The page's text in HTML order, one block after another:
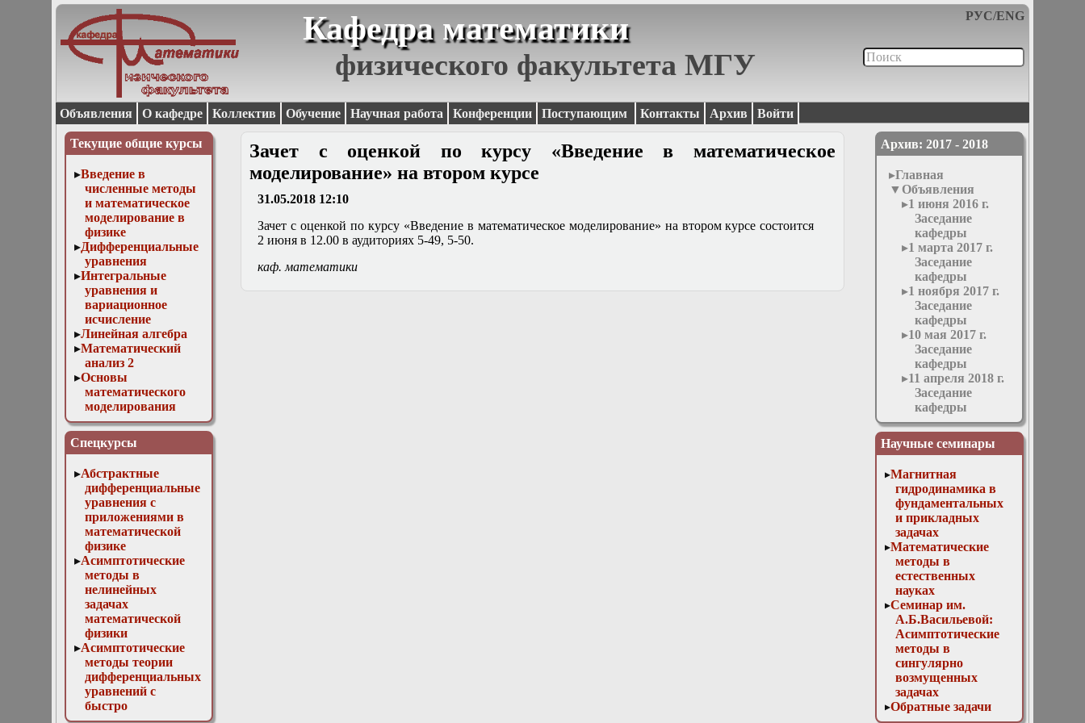
РУС/ENG
Кафедра математики
физического факультета МГУ
Объявления О кафедре Коллектив Обучение Научная работа Конференции Поступающим Контакты Архив Войти
Текущие общие курсы
Введение в
численные методы
и математическое
моделирование в
физике
Дифференциальные
уравнения
Интегральные
уравнения и
вариационное
исчисление
Линейная алгебра
Математический
анализ 2
Основы
математического
моделирования
Численные методы
в физике
Спецкурсы
Абстрактные
дифференциальные
уравнения с
приложениями в
математической
физике
Асимптотические
методы в
нелинейных
задачах
математической
физики
Асимптотические
методы теории
дифференциальных
уравнений с
быстро
осциллирующими
Архив: 2017 - 2018
Главная
Объявления
1 июня 2016 г.
Заседание
кафедры
1 марта 2017 г.
Заседание
кафедры
1 ноября 2017 г.
Заседание
кафедры
10 мая 2017 г.
Заседание
кафедры
11 апреля 2018 г.
Заседание
кафедры
11 мая 2016 г.
Заседание
кафедры
Заседание
кафедры
12 апреля 2017 г.
Заседание
кафедры
13 декабря 2017
г. Отчет
магистров
13 мая 2015 г.
Заседание
кафедры
14 декабря 2016
г. Отчет
аспирантов и
заседание
методической
комиссии
Научные семинары
Магнитная
гидродинамика в
фундаментальных
и прикладных
задачах
Математические
методы в
естественных
науках
Семинар им.
А.Б.Васильевой:
Асимптотические
методы в
сингулярно
возмущенных
задачах
Обратные задачи
Зачет с оценкой по курсу «Введение в математическое
моделирование» на втором курсе
31.05.2018 12:10
Зачет с оценкой по курсу «Введение в математическое моделирование» на втором курсе состоится
2 июня в 12.00 в аудиториях 5-49, 5-50.
каф. математики